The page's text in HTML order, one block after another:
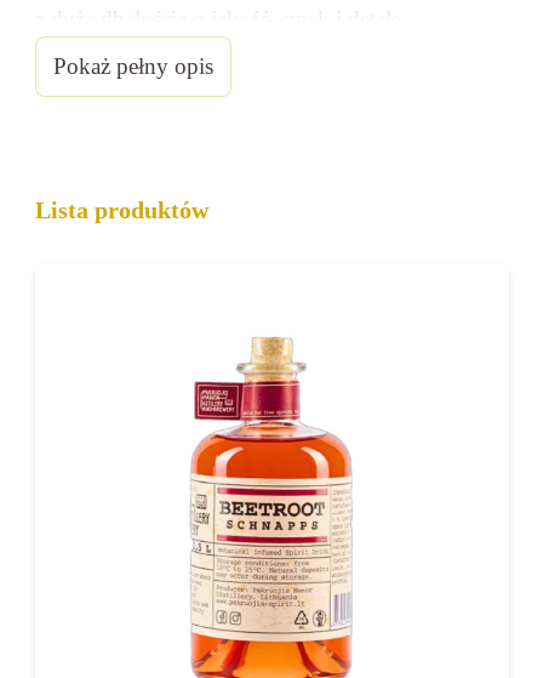
z dużą dbałością o jakość, smak i detale,
co pozwala zachować unikalny profil każdego
produktu.
Pokaż pełny opis
Lista produktów